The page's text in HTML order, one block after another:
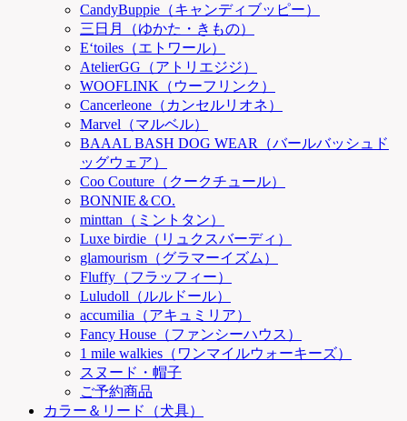
CandyBuppie（キャンディブッピー）
三日月（ゆかた・きもの）
E‘toiles（エトワール）
AtelierGG（アトリエジジ）
WOOFLINK（ウーフリンク）
Cancerleone（カンセルリオネ）
Marvel（マルベル）
BAAAL BASH DOG WEAR（バールバッシュド
ッグウェア）
Coo Couture（クークチュール）
BONNIE＆CO.
minttan（ミントタン）
Luxe birdie（リュクスバーディ）
glamourism（グラマーイズム）
Fluffy（フラッフィー）
Luludoll（ルルドール）
accumilia（アキュミリア）
Fancy House（ファンシーハウス）
1 mile walkies（ワンマイルウォーキーズ）
スヌード・帽子
ご予約商品
カラー＆リード（犬具）